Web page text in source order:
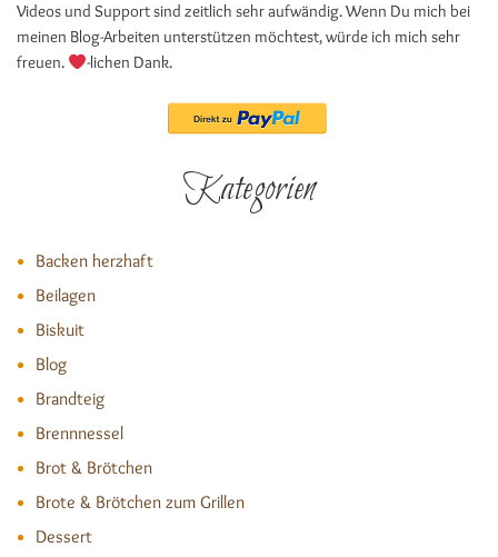
Videos und Support sind zeitlich sehr aufwändig. Wenn Du mich bei
meinen Blog-Arbeiten unterstützen möchtest, würde ich mich sehr
freuen.
-lichen Dank.
Kategorien
Backen herzhaft
Beilagen
Biskuit
Blog
Brandteig
Brennnessel
Brot & Brötchen
Brote & Brötchen zum Grillen
Dessert